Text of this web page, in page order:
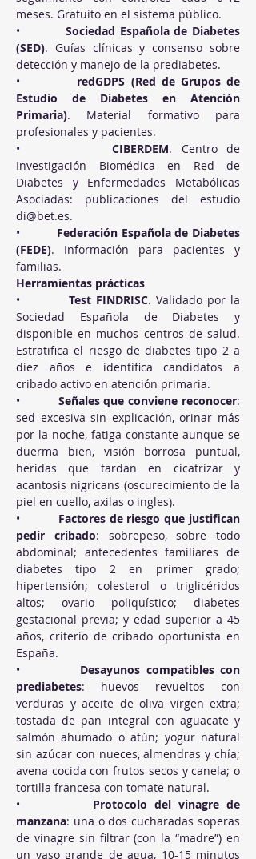
meses. Gratuito en el sistema público.
• Sociedad Española de Diabetes
(SED). Guías clínicas y consenso sobre
detección y manejo de la prediabetes.
• redGDPS (Red de Grupos de
Estudio de Diabetes en Atención
Primaria). Material formativo para
profesionales y pacientes.
• CIBERDEM. Centro de
Investigación Biomédica en Red de
Diabetes y Enfermedades Metabólicas
di@bet.es.
• Federación Española de Diabetes
(FEDE). Información para pacientes y
familias.
Herramientas prácticas
• Test FINDRISC. Validado por la
Sociedad Española de Diabetes y
disponible en muchos centros de salud.
Estratifica el riesgo de diabetes tipo 2 a
diez años e identifica candidatos a
cribado activo en atención primaria.
• Señales que conviene reconocer:
sed excesiva sin explicación, orinar más
por la noche, fatiga constante aunque se
duerma bien, visión borrosa puntual,
heridas que tardan en cicatrizar y
acantosis nigricans (oscurecimiento de la
piel en cuello, axilas o ingles).
• Factores de riesgo que justifican
pedir cribado: sobrepeso, sobre todo
abdominal; antecedentes familiares de
diabetes tipo 2 en primer grado;
hipertensión; colesterol o triglicéridos
altos; ovario poliquístico; diabetes
gestacional previa; y edad superior a 45
años, criterio de cribado oportunista en
España.
• Desayunos compatibles con
prediabetes: huevos revueltos con
verduras y aceite de oliva virgen extra;
tostada de pan integral con aguacate y
salmón ahumado o atún; yogur natural
sin azúcar con nueces, almendras y chía;
avena cocida con frutos secos y canela; o
tortilla francesa con tomate natural.
• Protocolo del vinagre de
manzana: una o dos cucharadas soperas
de vinagre sin filtrar (con la “madre”) en
un vaso grande de agua, 10-15 minutos